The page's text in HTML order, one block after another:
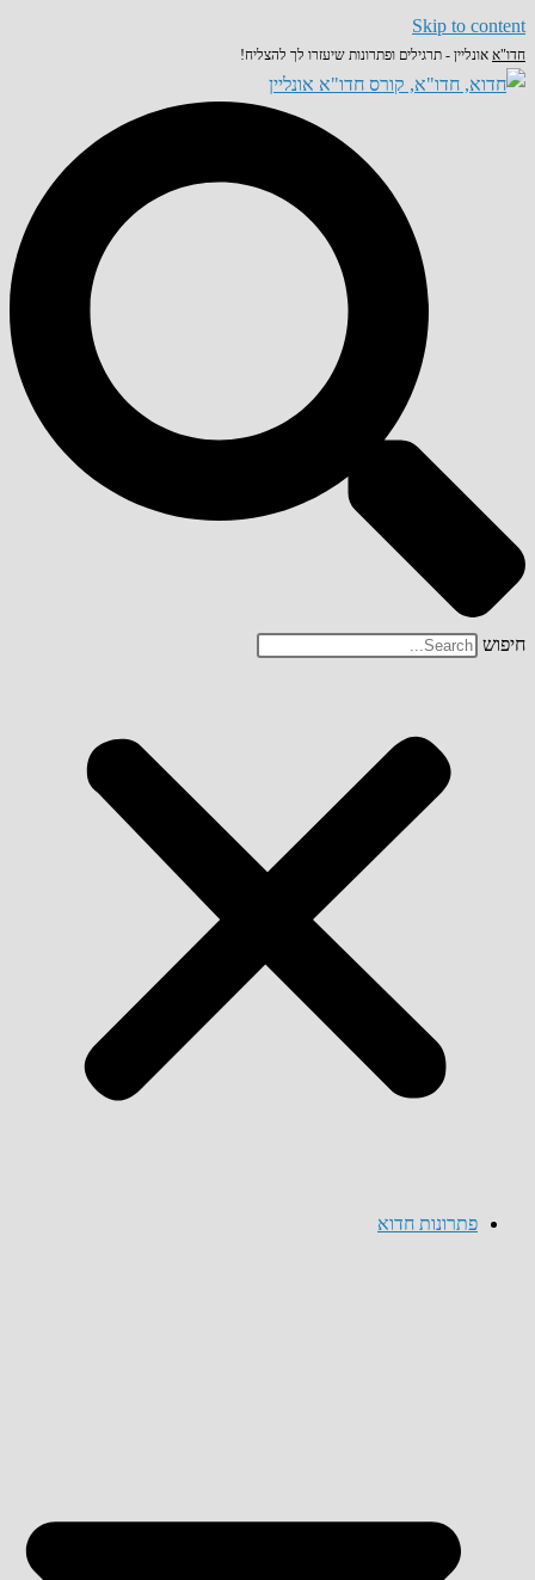
Skip to content
חדו"א אונליין - תרגילים ופתרונות שיעזרו לך להצליח!
חיפוש
פתרונות חדוא